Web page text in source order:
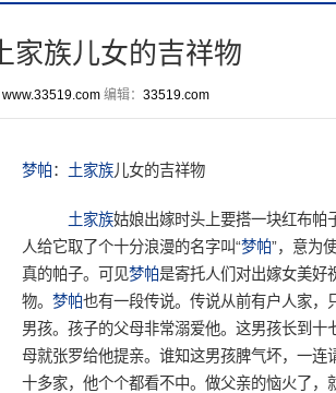
家族儿女的吉祥物
www.33519.com编辑： 33519.com
梦帕： 土家族儿女的吉祥物
土家族姑娘出嫁时头上要搭一块红布帕
人给它取了个十分浪漫的名字叫“梦帕”，意为
真的帕子。可见梦帕是寄托人们对出嫁女美好
物。 梦帕也有一段传说。传说从前有户人家，
男孩。孩子的父母非常溺爱他。这男孩长到十
母就张罗给他提亲。谁知这男孩脾气坏，一连
十多家，他个个都看不中。做父亲的恼火了，